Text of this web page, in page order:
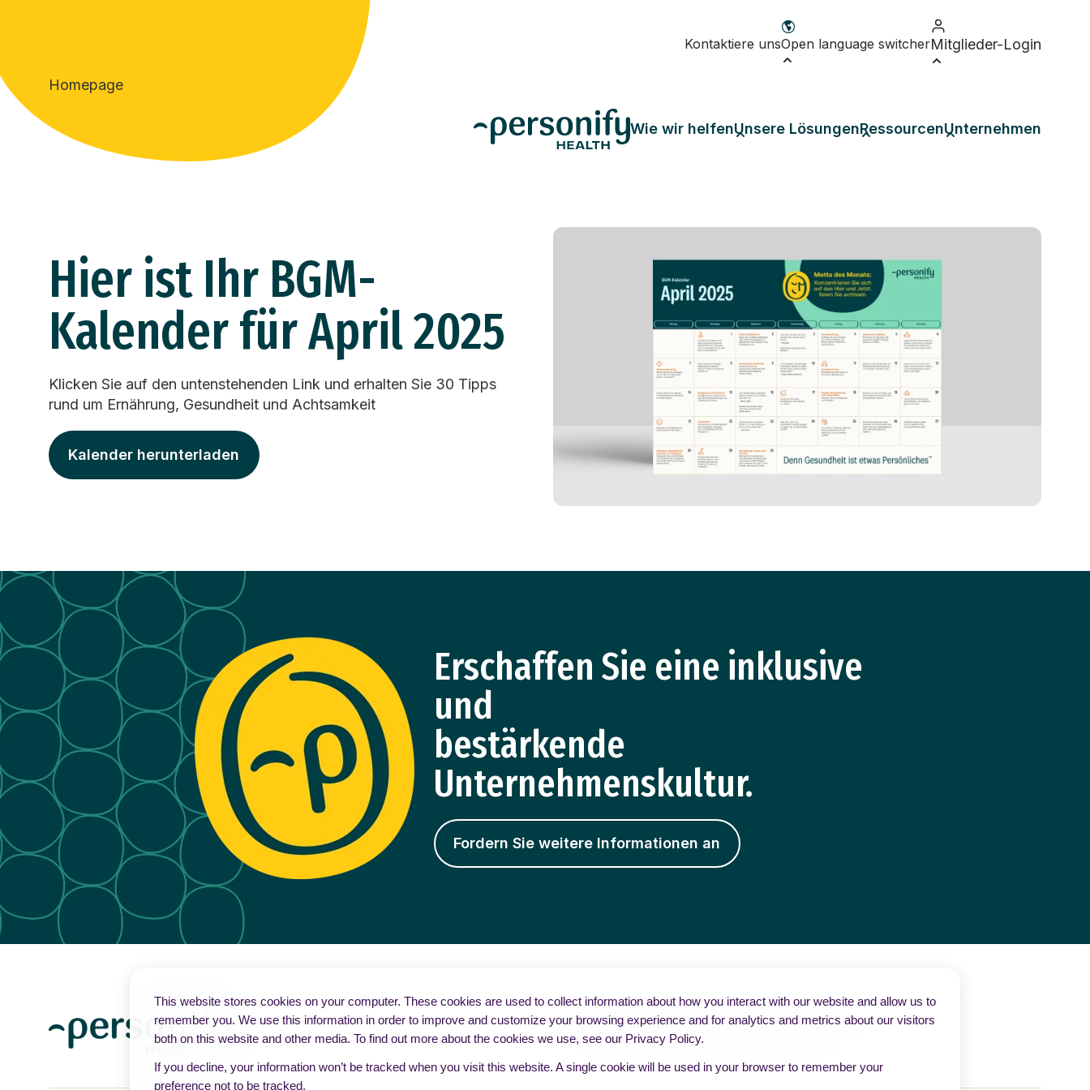
This website stores cookies on your computer. These cookies are used to collect information about how you interact with our website and allow us to
remember you. We use this information in order to improve and customize your browsing experience and for analytics and metrics about our visitors
both on this website and other media. To find out more about the cookies we use, see our Privacy Policy.
If you decline, your information won’t be tracked when you visit this website. A single cookie will be used in your browser to remember your
preference not to be tracked.
Kontaktiere unsOpen language switcherMitglieder-Login
Homepage
Wie wir helfenUnsere LösungenRessourcenUnternehmen
Hier ist Ihr BGM-
Kalender für April 2025
Klicken Sie auf den untenstehenden Link und erhalten Sie 30 Tipps
rund um Ernährung, Gesundheit und Achtsamkeit
Kalender herunterladen
Erschaffen Sie eine inklusive
und
bestärkende
Unternehmenskultur.
Fordern Sie weitere Informationen an